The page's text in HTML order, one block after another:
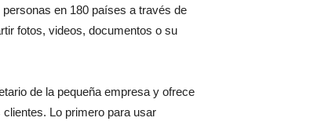
en 180 países a través de
fotos, videos, documentos o su
de la pequeña empresa y ofrece
Lo primero para usar